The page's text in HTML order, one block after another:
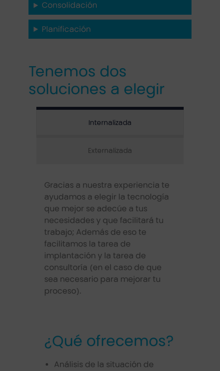
Consolidación
Planificación
Tenemos dos
soluciones a elegir
Internalizada
Externalizada
Gracias a nuestra experiencia te
ayudamos a elegir la tecnología
que mejor se adecúe a tus
necesidades y que facilitará tu
trabajo; Además de eso te
facilitamos la tarea de
implantación y la tarea de
consultoría (en el caso de que
sea necesario para mejorar tu
proceso).
¿Qué ofrecemos?
Análisis de la situación de